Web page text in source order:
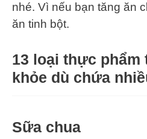
nhé. Vì nếu bạn tăng ăn
ăn tinh bột.
13 loại thực phẩm
khỏe dù chứa
Sữa chua